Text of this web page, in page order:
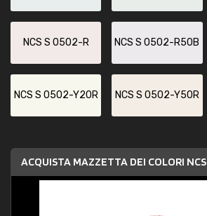
NCS S 0502-R NCS S 0502-R50B
NCS S 0502-Y20R NCS S 0502-Y50R
ACQUISTA MAZZETTA DEI COLORI NCS